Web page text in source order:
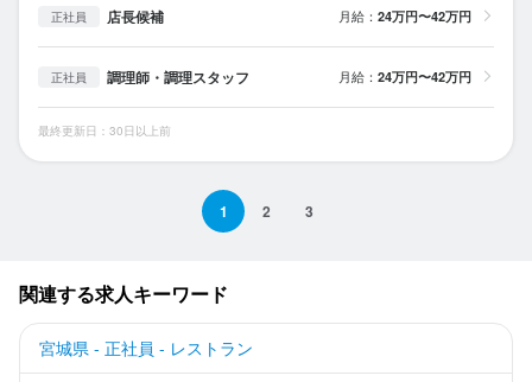
正社員 店長候補 月給： 24万円〜42万円
正社員 調理師・調理スタッフ 月給： 24万円〜42万円
最終更新日：30日以上前
1 2 3
関連する求人キーワード
宮城県 - 正社員 - レストラン